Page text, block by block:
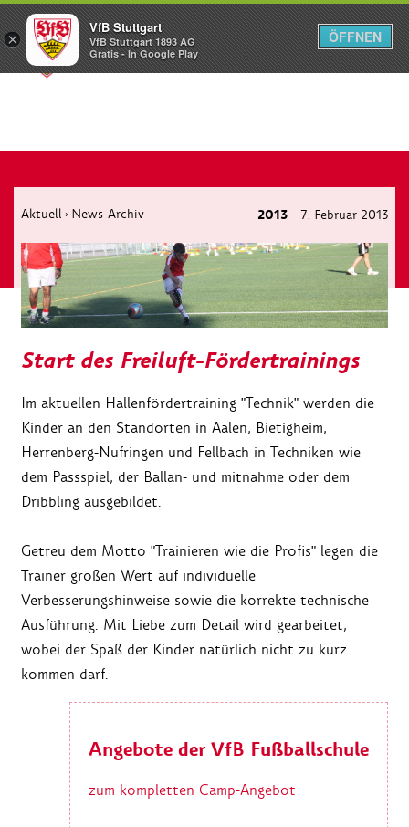
Menü
Aktuell › News-Archiv 2013 7. Februar 2013
Start des Freiluft-Fördertrainings
Im aktuellen Hallenfördertraining "Technik" werden die
Kinder an den Standorten in Aalen, Bietigheim,
Herrenberg-Nufringen und Fellbach in Techniken wie
dem Passspiel, der Ballan- und mitnahme oder dem
Dribbling ausgebildet.
Getreu dem Motto "Trainieren wie die Profis" legen die
Trainer großen Wert auf individuelle
Verbesserungshinweise sowie die korrekte technische
Ausführung. Mit Liebe zum Detail wird gearbeitet,
wobei der Spaß der Kinder natürlich nicht zu kurz
kommen darf.
Angebote der VfB Fußballschule
zum kompletten Camp-Angebot
×
VfB Stuttgart
VfB Stuttgart 1893 AG
Gratis - In Google Play
ÖFFNEN